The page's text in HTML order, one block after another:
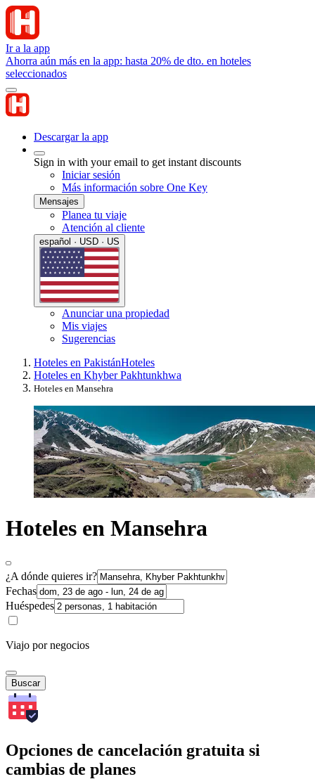
Ir a la app
Ahorra aún más en la app: hasta 20% de dto. en hoteles
seleccionados
Descargar la app
Sign in with your email to get instant discounts
Iniciar sesión
Más información sobre One Key
Mensajes
Planea tu viaje
Atención al cliente
español · USD · US
Anunciar una propiedad
Mis viajes
Sugerencias
Hoteles en PakistánHoteles
Hoteles en Khyber Pakhtunkhwa
Hoteles en Mansehra
Hoteles en Mansehra
¿A dónde quieres ir?
Fechas
Huéspedes
Viajo por negocios
Buscar
Opciones de cancelación gratuita si
cambias de planes